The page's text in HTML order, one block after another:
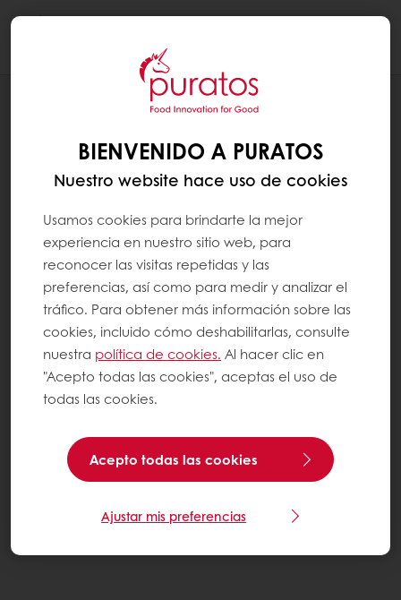
BIENVENIDO A PURATOS
Nuestro website hace uso de cookies
Usamos cookies para brindarte la mejor
experiencia en nuestro sitio web, para
reconocer las visitas repetidas y las
preferencias, así como para medir y analizar el
tráfico. Para obtener más información sobre las
cookies, incluido cómo deshabilitarlas, consulte
nuestra política de cookies. Al hacer clic en
"Acepto todas las cookies", aceptas el uso de
todas las cookies.
Acepto todas las cookies
Ajustar mis preferencias